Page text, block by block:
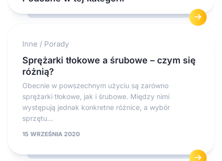
Inne / Porady
Sprężarki tłokowe a śrubowe – czym się
różnią?
Obecnie w powszechnym użyciu są zarówno
sprężarki tłokowe, jak i śrubowe. Między nimi
występują jednak konkretne różnice, a wybór
sprzętu...
15 WRZEŚNIA 2020